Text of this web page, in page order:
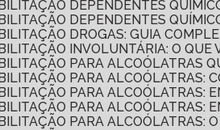
DEPENDENTES
DEPENDENTES
DROGAS: GUIA
INVOLUNTÁRIA: O QUE
PARA ALCOÓLATRAS
PARA ALCOÓLATRAS:
PARA ALCOÓLATRAS:
PARA ALCOÓLATRAS:
PARA ALCOÓLATRAS: